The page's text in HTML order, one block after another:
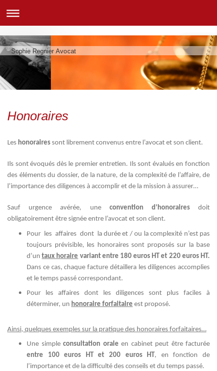
Sophie Regnier Avocat
Honoraires
Les honoraires sont librement convenus entre l’avocat et son client.
Ils sont évoqués dès le premier entretien. Ils sont évalués en fonction
des éléments du dossier, de la nature, de la complexité de l’affaire, de
l’importance des diligences à accomplir et de la mission à assurer…
Sauf urgence avérée, une convention d’honorairesdoit
obligatoirement être signée entre l’avocat et son client.
Pour les affaires dont la durée et / ou la complexité n’est pas
toujours prévisible, les honoraires sont proposés sur la base
d’untaux horaire variant entre 180 euros HT et 220 euros HT.
Dans ce cas, chaque facture détaillera les diligences accomplies
et le temps passé correspondant.
Pour les affaires dont les diligences sont plus faciles à
déterminer, un honoraire forfaitaire est proposé.
Ainsi, quelques exemples sur la pratique des honoraires forfaitaires…
Une simple consultation orale en cabinet peut être facturée
entre 100 euros HT et 200 euros HT , en fonction de
l’importance et de la difficulté des conseils et du temps passé.